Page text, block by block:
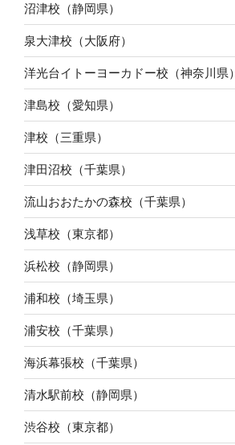
沼津校（静岡県）
泉大津校（大阪府）
洋光台イトーヨーカドー校（神奈川県）
津島校（愛知県）
津校（三重県）
津田沼校（千葉県）
流山おおたかの森校（千葉県）
浅草校（東京都）
浜松校（静岡県）
浦和校（埼玉県）
浦安校（千葉県）
海浜幕張校（千葉県）
清水駅前校（静岡県）
渋谷校（東京都）